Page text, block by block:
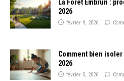
La Forêt Embrun :
2026
février 9, 2026
Comment bien
2026
février 5, 2026